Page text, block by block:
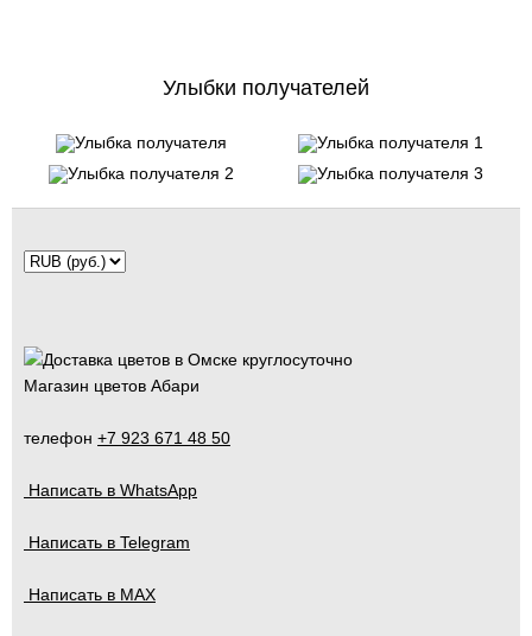
Улыбки получателей
Магазин цветов Абари
телефон +7 923 671 48 50
Написать в WhatsApp
Написать в Telegram
Написать в MAX